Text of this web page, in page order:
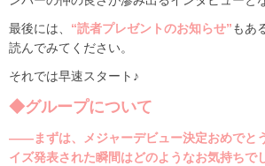
最後には、 “読者プレゼントのお知らせ”もあ
読んでみてください。
それでは早速スタート♪
◆グループについて
――まずは、メジャーデビュー決定おめでと
イズ発表された瞬間はどのようなお気持ちで